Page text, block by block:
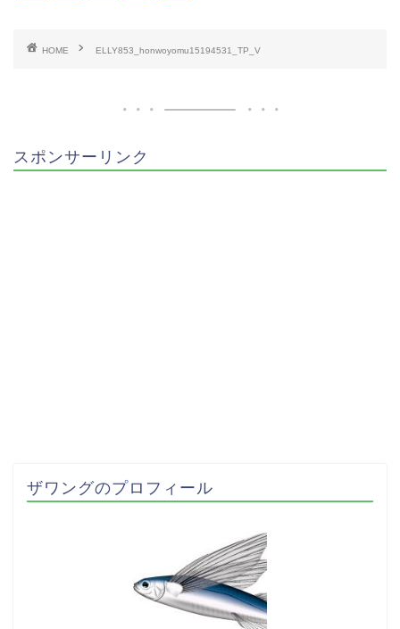
c
o
tt ai
HOME ELLY853_honwoyomu15194531_TP_V
スポンサーリンク
ザワングのプロフィール